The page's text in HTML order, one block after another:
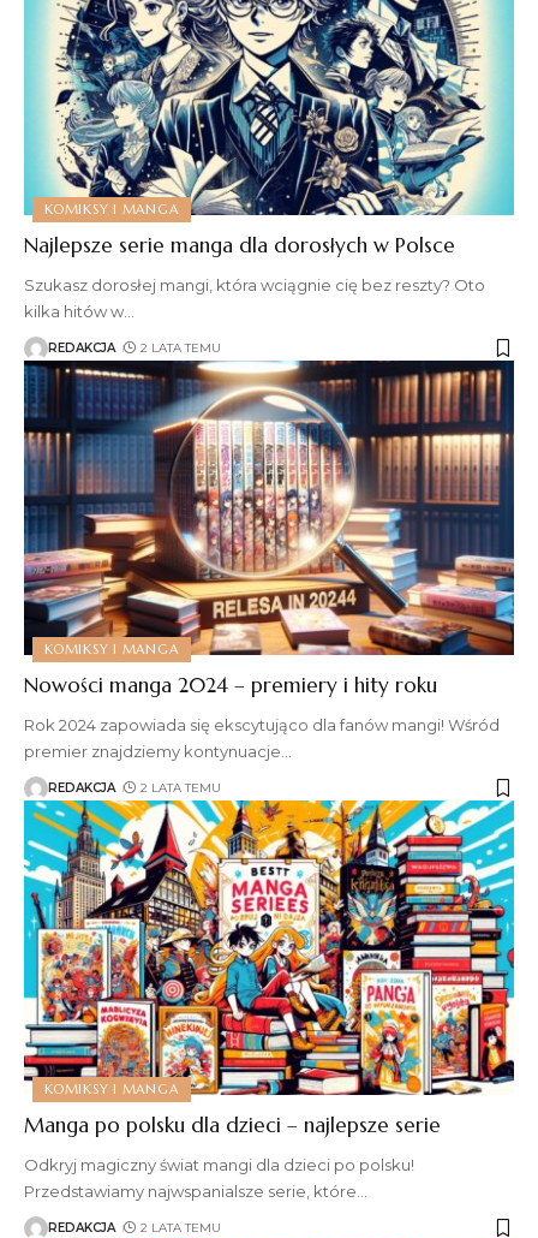
KOMIKSY I MANGA
Najlepsze serie manga dla dorosłych w Polsce
Szukasz dorosłej mangi, która wciągnie cię bez reszty? Oto
kilka hitów w
REDAKCJA 2 LATA TEMU
KOMIKSY I MANGA
Nowości manga 2024 – premiery i hity roku
Rok 2024 zapowiada się ekscytująco dla fanów mangi! Wśród
premier znajdziemy kontynuacje
REDAKCJA 2 LATA TEMU
KOMIKSY I MANGA
Manga po polsku dla dzieci – najlepsze serie
Odkryj magiczny świat mangi dla dzieci po polsku!
Przedstawiamy najwspanialsze serie, które
REDAKCJA 2 LATA TEMU